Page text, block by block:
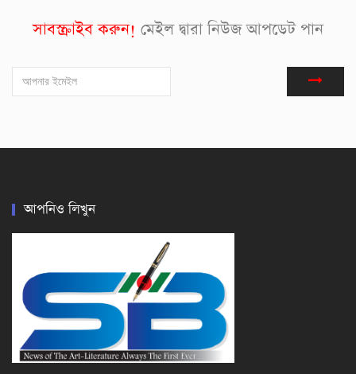
সাবস্ক্রাইব করুন! মেইল দ্বারা নিউজ আপডেট পান
আপনিও লিখুন